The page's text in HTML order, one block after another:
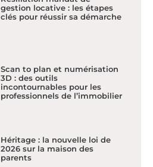
gestion locative : les étapes
clés pour réussir sa démarche
Scan to plan et numérisation
3D : des outils
incontournables pour les
professionnels de l’immobilier
Héritage : la nouvelle loi de
2026 sur la maison des
parents